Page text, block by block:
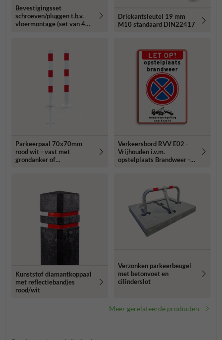
Bevestigingsset
schroeven/pluggen t.b.v.
vloermontage (set van 4
Driekantsleutel 19 mm
M10 standaard DIN22417
Parkeerpaal 70x70mm
rood wit - vast met
grondanker of
Verkeersbord RVV E02 -
Vrijhouden i.v.m.
opstelplaats Brandweer -
Kunststof diamantkoppaal
met reflectiebandjes
rood/wit
Verzonken parkeerbeugel
met betonvoet en
cilinderslot
Meer gerelateerde producten